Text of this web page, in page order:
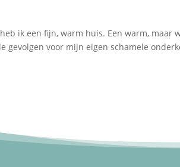
ik een fijn, warm huis. Een warm, maar
gevolgen voor mijn eigen schamele